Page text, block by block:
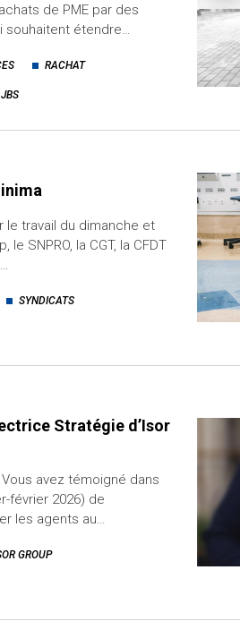
de PME par des
étendre…
RACHAT
JBS
le travail du dimanche et
SNPRO, la CGT, la CFDT
SYNDICATS
Stratégie d’Isor
avez témoigné dans
février 2026) de
les agents au…
GROUP